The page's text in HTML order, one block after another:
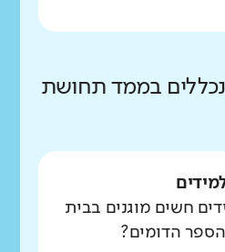
בממד תחושת
חשים מוגנים בבית
הדומים?